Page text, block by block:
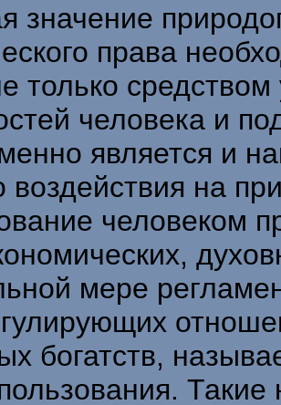
значение
права
только
человека и
является и
воздействия на
человеком
мере
богатств,